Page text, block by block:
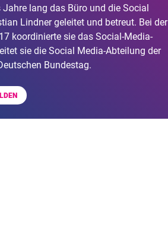
lang das Büro und die Social
Lindner geleitet und betreut. Bei der
koordinierte sie das Social-Media-
sie die Social Media-Abteilung der
Bundestag.